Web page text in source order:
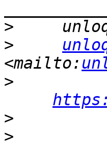
>
>
<mailto:
>
>
>